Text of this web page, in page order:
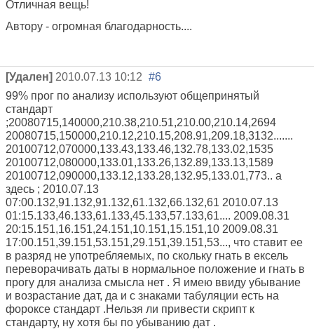
Отличная вещь!
Автору - огромная благодарность....
[Удален] 2010.07.13 10:12 #6
99% прог по анализу используют общепринятый
стандарт
;20080715,140000,210.38,210.51,210.00,210.14,2694
20080715,150000,210.12,210.15,208.91,209.18,3132.......
20100712,070000,133.43,133.46,132.78,133.02,1535
20100712,080000,133.01,133.26,132.89,133.13,1589
20100712,090000,133.12,133.28,132.95,133.01,773.. а
здесь ; 2010.07.13
07:00.132,91.132,91.132,61.132,66.132,61 2010.07.13
01:15.133,46.133,61.133,45.133,57.133,61.... 2009.08.31
20:15.151,16.151,24.151,10.151,15.151,10 2009.08.31
17:00.151,39.151,53.151,29.151,39.151,53..., что ставит ее
в разряд не употребляемых, по скольку гнать в ексель
переворачивать даты в нормальное положение и гнать в
прогу для анализа смысла нет . Я имею ввиду убывание
и возрастание дат, да и с знаками табуляции есть на
фороксе стандарт .Нельзя ли привести скрипт к
стандарту, ну хотя бы по убыванию дат .